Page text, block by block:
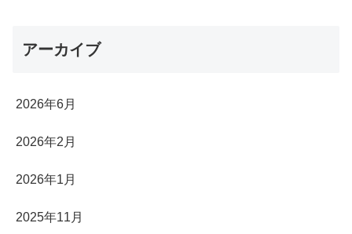
アーカイブ
2026年6月
2026年2月
2026年1月
2025年11月